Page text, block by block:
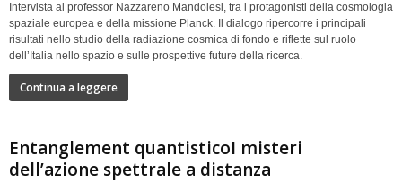
Intervista al professor Nazzareno Mandolesi, tra i protagonisti della cosmologia
spaziale europea e della missione Planck. Il dialogo ripercorre i principali
risultati nello studio della radiazione cosmica di fondo e riflette sul ruolo
dell’Italia nello spazio e sulle prospettive future della ricerca.
Continua a leggere
Entanglement quantisticoI misteri
dell’azione spettrale a distanza